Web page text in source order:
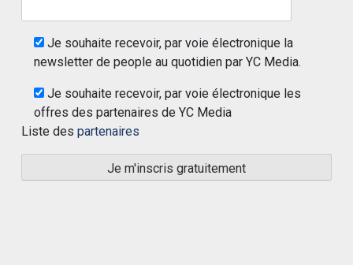
Je souhaite recevoir, par voie électronique la
newsletter de people au quotidien par YC Media.
Je souhaite recevoir, par voie électronique les
offres des partenaires de YC Media
Liste des partenaires